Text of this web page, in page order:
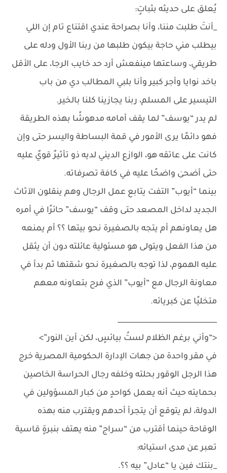
يُعلق على حديثه بثباتٍ:
_أنتَ طلبت مننا، وأنا بصراحة عندي اقتناع تام إن اللي
بيطلب مني حاجة بيكون طلبها من ربنا الأول ودله على
طريقي، وساعتها مينفعش أرد حد خايب الرجا، على الأقل
باخد نوايا وأجر كبير وأنا بلبي المطالب دي من باب
التيسير على المسلم، ربنا يجازينا كلنا بالخير.
لم يدر “يوسف” لما يقف أمامه مدهوشًا بهذه الطريقة
فهو دائمًا يرى الأمور في قمة البساطة واليسر حتى وإن
كانت على عاتقه هو، الوازع الديني لديه ذو تأثيرٌ قويٌ عليه
حتى أضحىٰ واضحًا عليه في كافة تصرفاته.
بينما “أيوب” التفت يتابع عمل الرجال وهم ينقلون الآثاث
الجديد لداخل المصعد حتى وقف “يوسف” حائرًا في أمره
هل يعاونهم أم يتجه بالصغيرة نحو بيتها ؟؟ أم يمنعه
من هذا الفعل ويتولى هو مسئولية عائلته دون أن يثقل
عليه الهموم، لذا توجه بالصغيرة نحو شقتها ثم بدأ في
معاونة الرجال مع “أيوب” الذي فرح بتعاونه معهم
متخليًا عن كبريائه.
____________________________
<“وأني برغم الظلام لستُ بيائسٍ، لكن أين النور”>
في مقر واحدة من جهات الإدارة الحكومية المصرية خرج
هذا الرجل الوقور بحلته وخلفه رجال الحراسة الخاصين
بحمايته حيث أنه يعمل كواحدٍ من كبار المسؤولين في
الدولة، لم يتوقع أن يتجرأ أحدهم ويقترب منه بهذه
الوقاحة حينما أقترب من “سراج” منه يهتف بنبرةٍ قاسية
تعبر عن مدى استيائه:
_بنتك فين يا “عادل” بيه ؟؟.